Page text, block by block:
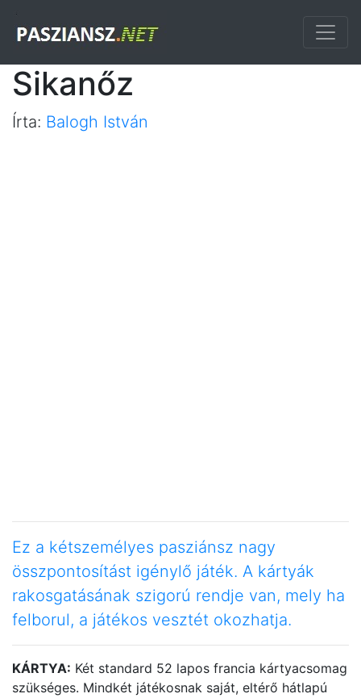
Sikanőz
Írta: Balogh István
Ez a kétszemélyes pasziánsz nagy
összpontosítást igénylő játék. A kártyák
rakosgatásának szigorú rendje van, mely ha
felborul, a játékos vesztét okozhatja.
KÁRTYA: Két standard 52 lapos francia kártyacsomag
szükséges. Mindkét játékosnak saját, eltérő hátlapú